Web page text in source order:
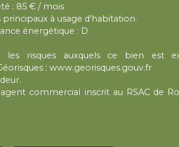
: 85 € / mois
à usage d’habitation.
énergétique : D
les risques auxquels ce bien est
: www.georisques.gouv.fr
commercial inscrit au RSAC de